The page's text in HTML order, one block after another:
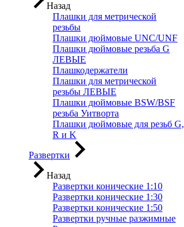
Назад
Плашки для метрической
резьбы
Плашки дюймовые UNC/UNF
Плашки дюймовые резьба G
ЛЕВЫЕ
Плашкодержатели
Плашки для метрической
резьбы ЛЕВЫЕ
Плашки дюймовые BSW/BSF
резьба Уитворта
Плашки дюймовые для резьб G,
R и K
Развертки
Назад
Развертки конические 1:10
Развертки конические 1:30
Развертки конические 1:50
Развертки ручные разжимные